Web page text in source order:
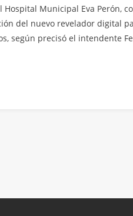
Municipal Eva Perón,
del nuevo revelador digital
según precisó el intendente